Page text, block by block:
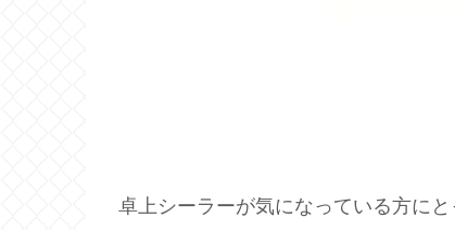
卓上シーラーが気になっている方に